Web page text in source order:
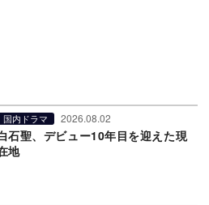
国内ドラマ 2026.08.02
石聖、デビュー10年目を迎えた現
地